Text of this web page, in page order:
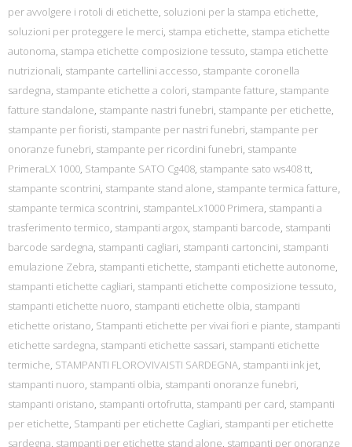
per avvolgere i rotoli di etichette, soluzioni per la stampa etichette,
soluzioni per proteggere le merci, stampa etichette, stampa etichette
autonoma, stampa etichette composizione tessuto, stampa etichette
nutrizionali, stampante cartellini accesso, stampante coronella
sardegna, stampante etichette a colori, stampante fatture, stampante
fatture standalone, stampante nastri funebri, stampante per etichette,
stampante per fioristi, stampante per nastri funebri, stampante per
onoranze funebri, stampante per ricordini funebri, stampante
PrimeraLX 1000, Stampante SATO Cg408, stampante sato ws408 tt,
stampante scontrini, stampante stand alone, stampante termica fatture,
stampante termica scontrini, stampanteLx1000 Primera, stampanti a
trasferimento termico, stampanti argox, stampanti barcode, stampanti
barcode sardegna, stampanti cagliari, stampanti cartoncini, stampanti
emulazione Zebra, stampanti etichette, stampanti etichette autonome,
stampanti etichette cagliari, stampanti etichette composizione tessuto,
stampanti etichette nuoro, stampanti etichette olbia, stampanti
etichette oristano, Stampanti etichette per vivai fiori e piante, stampanti
etichette sardegna, stampanti etichette sassari, stampanti etichette
termiche, STAMPANTI FLOROVIVAISTI SARDEGNA, stampanti ink jet,
stampanti nuoro, stampanti olbia, stampanti onoranze funebri,
stampanti oristano, stampanti ortofrutta, stampanti per card, stampanti
per etichette, Stampanti per etichette Cagliari, stampanti per etichette
sardegna, stampanti per etichette stand alone, stampanti per onoranze